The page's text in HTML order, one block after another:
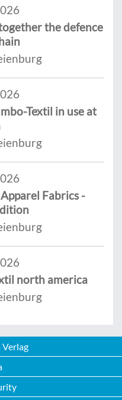
the defence
Textil in use at
Fabrics -
north america